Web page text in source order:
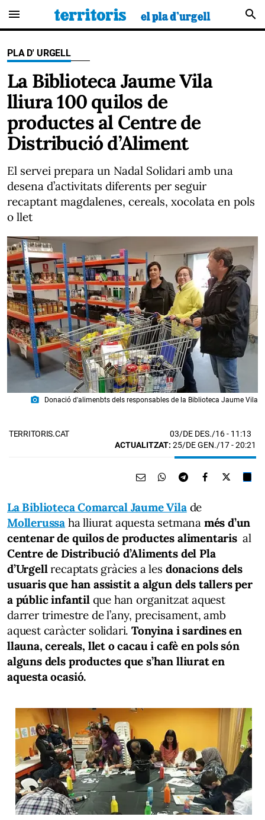
menu search
PLA D' URGELL
La Biblioteca Jaume Vila
lliura 100 quilos de
productes al Centre de
Distribució d’Aliment
El servei prepara un Nadal Solidari amb una
desena d’activitats diferents per seguir
recaptant magdalenes, cereals, xocolata en pols
o llet
photo_camera Donació d'alimenbts dels responsables de la Biblioteca Jaume Vila
TERRITORIS.CAT 03/DE DES./16- 11:13
ACTUALITZAT: 25/DE GEN./17 - 20:21
La Biblioteca Comarcal Jaume Vilade
Mollerussa ha lliurat aquesta setmana més d’un
centenar de quilos de productes alimentarisal
Centre de Distribució d’Aliments del Pla
d’Urgellrecaptats gràcies a les donacions dels
usuaris que han assistit a algun dels tallers per
a públic infantil que han organitzat aquest
darrer trimestre de l’any, precisament, amb
aquest caràcter solidari.Tonyina i sardines en
llauna, cereals, llet o cacau i cafè en pols són
alguns dels productes que s’han lliurat en
aquesta ocasió.